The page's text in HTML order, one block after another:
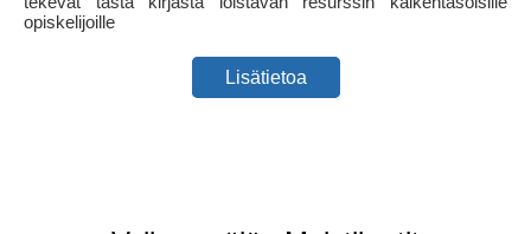
opiskelijoille
Lisätietoa